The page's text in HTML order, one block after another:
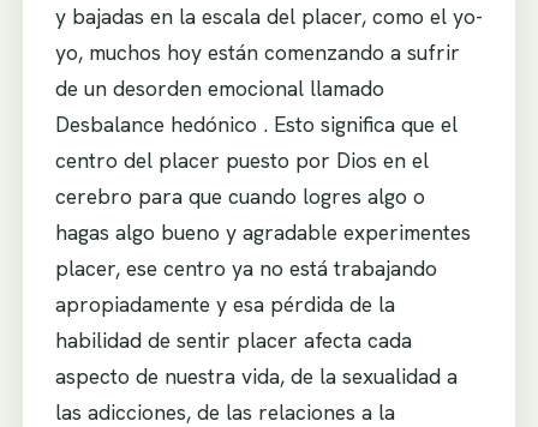
y bajadas en la escala del placer, como el yo-
yo, muchos hoy están comenzando a sufrir
de un desorden emocional llamado
Desbalance hedónico . Esto significa que el
centro del placer puesto por Dios en el
cerebro para que cuando logres algo o
hagas algo bueno y agradable experimentes
placer, ese centro ya no está trabajando
apropiadamente y esa pérdida de la
habilidad de sentir placer afecta cada
aspecto de nuestra vida, de la sexualidad a
las adicciones, de las relaciones a la